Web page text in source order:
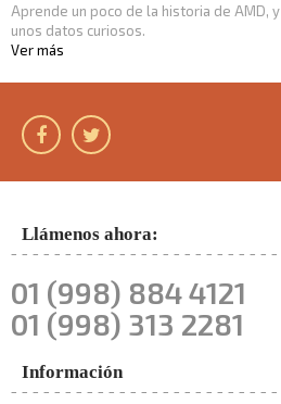
Aprende un poco de la historia de AMD, y
unos datos curiosos.
Ver más
Llámenos ahora:
01 (998) 884 4121
01 (998) 313 2281
Información